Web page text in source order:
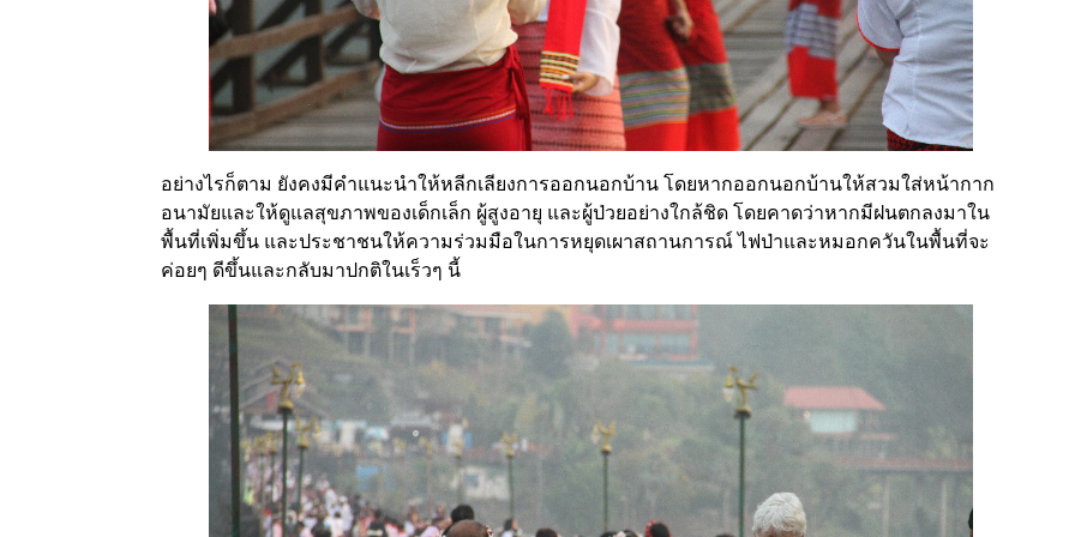
อย่างไรก็ตาม ยังคงมีคำแนะนำให้หลีกเลียงการออกนอกบ้าน โดยหากออกนอกบ้านให้สวมใส่หน้ากาก
อนามัยและให้ดูแลสุขภาพของเด็กเล็ก ผู้สูงอายุ และผู้ป่วยอย่างใกล้ชิด โดยคาดว่าหากมีฝนตกลงมาใน
พื้นที่เพิ่มขึ้น และประชาชนให้ความร่วมมือในการหยุดเผาสถานการณ์ ไฟป่าและหมอกควันในพื้นที่จะ
ค่อยๆ ดีขึ้นและกลับมาปกติในเร็วๆ นี้